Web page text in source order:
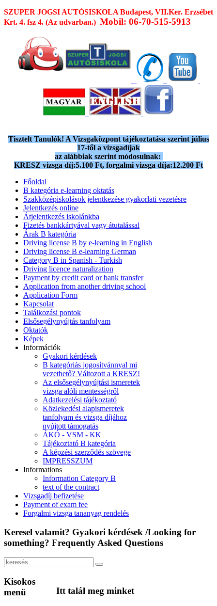
SZUPER JOGSI AUTÓSISKOLA Budapest, VII.Ker. Erzsébet
Krt. 4. fsz 4. (Az udvarban.) Mobil: 06-70-515-5913
Tisztelt Tanulók! A Vizsgaközpont tájékoztatása szerint július
17-től a vizsgadíjak
az alábbiak szerint módosulnak:
KRESZ vizsga díj:5.100 Ft, forgalmi vizsga díja:12.200 Ft
Főoldal
B kategória e-learning oktatás
Szakközépiskolások jelentkezése gyakorlati vezetésre
Jelentkezés online
Átjelentkezés iskolánkba
Fizetés bankkártyával vagy átutalással
Árak B kategória
Driving license B by e-learning in English
Driving license B e-learning German
Category B in Spanish - Turkish
Driving licence naturalization
Payment by credit card or bank transfer
Application from another driving school
Application Form
Kapcsolat
Találkozási pontok
Elsősegélynyújtás tanfolyam
Oktatók
Képek
Információk
Gyakori kérdések
B kategóriás jogosítvánnyal mi
vezethető? Változott a KRESZ!
Az elsősegélynyújtási ismeretek
vizsga alóli mentességről
Adatkezelési tájékoztató
Közlekedési alapismeretek
tanfolyam és vizsga díjához
nyújtott támogatás
ÁKÓ - VSM - KK
Tájékoztató B kategória
A képzési szerződés szövege
IMPRESSZUM
Informations
Information Category B
text of the contract
Vizsgadíj befizetése
Payment of exam fee
Forgalmi vizsga tananyag rendelés
Keresel valamit? Gyakori kérdések /Looking for
something? Frequently Asked Questions
Itt talál meg minket
Kisokos
menü